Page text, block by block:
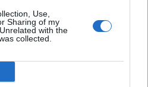
Use,
Sharing of my
with the
collected.